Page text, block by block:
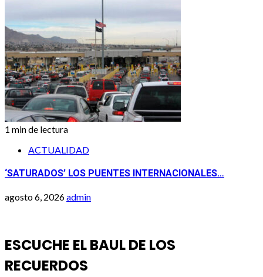
1 min de lectura
ACTUALIDAD
‘SATURADOS’ LOS PUENTES INTERNACIONALES…
agosto 6, 2026admin
ESCUCHE EL BAUL DE LOS
RECUERDOS